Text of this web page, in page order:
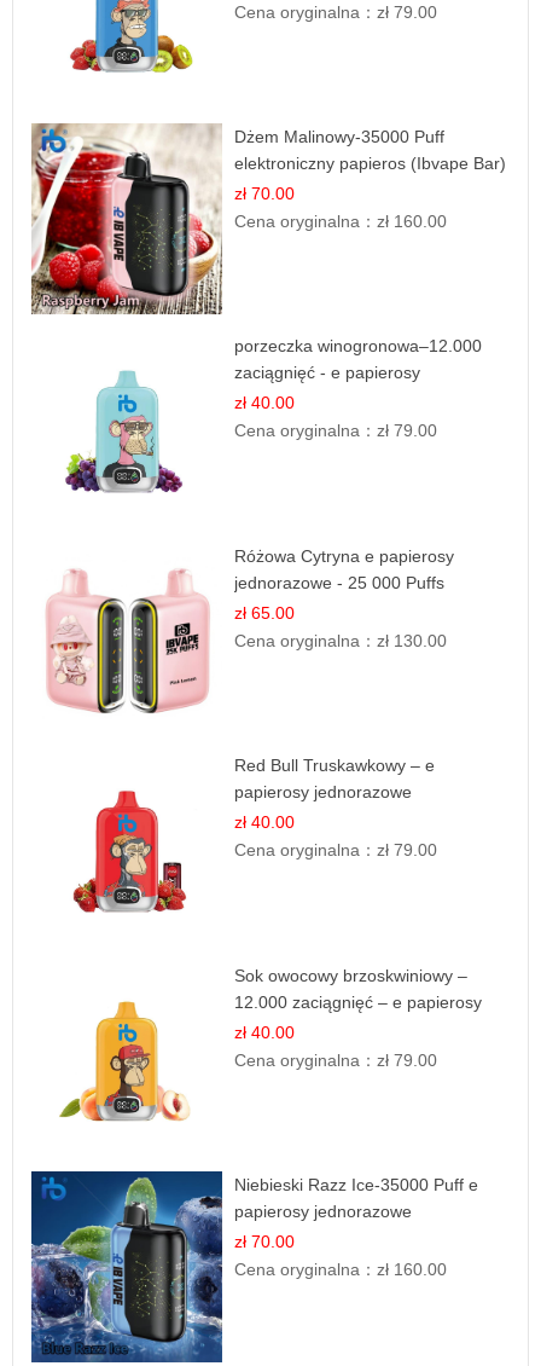
Cena oryginalna：zł 79.00
Dżem Malinowy-35000 Puff
elektroniczny papieros (Ibvape Bar)
zł 70.00
Cena oryginalna：zł 160.00
porzeczka winogronowa–12.000
zaciągnięć - e papierosy
zł 40.00
Cena oryginalna：zł 79.00
Różowa Cytryna e papierosy
jednorazowe - 25 000 Puffs
zł 65.00
Cena oryginalna：zł 130.00
Red Bull Truskawkowy – e
papierosy jednorazowe
zł 40.00
Cena oryginalna：zł 79.00
Sok owocowy brzoskwiniowy –
12.000 zaciągnięć – e papierosy
jednorazowe
zł 40.00
Cena oryginalna：zł 79.00
Niebieski Razz Ice-35000 Puff e
papierosy jednorazowe
zł 70.00
Cena oryginalna：zł 160.00